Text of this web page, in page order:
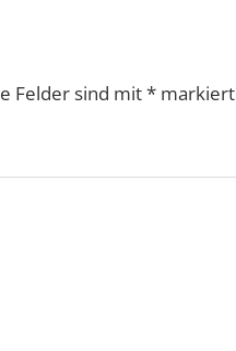
Felder sind mit*markiert